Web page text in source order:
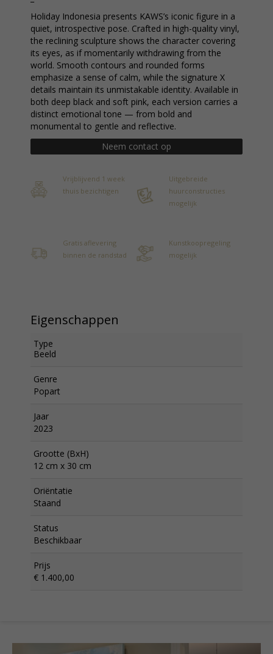
Holiday Indonesia presents KAWS’s iconic figure in a
quiet, introspective pose. Crafted in high-quality vinyl,
the reclining sculpture shows the character covering
its eyes, as if momentarily withdrawing from the
world. Smooth contours and rounded forms
emphasize a sense of calm, while the signature X
details maintain its unmistakable identity. Available in
both deep black and soft pink, each version carries a
distinct emotional tone — from bold and
monumental to gentle and reflective.
Neem contact op
Vrijblijvend 1 week
thuis bezichtigen
Uitgebreide
huurconstructies
mogelijk
Gratis aflevering
binnen de randstad
Kunstkoopregeling
mogelijk
Eigenschappen
Type
Beeld
Genre
Popart
Jaar
2023
Grootte (BxH)
12 cm x 30 cm
Oriëntatie
Staand
Status
Beschikbaar
Prijs
€ 1.400,00